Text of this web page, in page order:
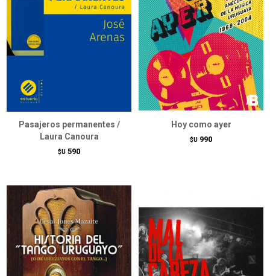
Pasajeros permanentes /
Laura Canoura
$U 590
Hoy como ayer
$U 990